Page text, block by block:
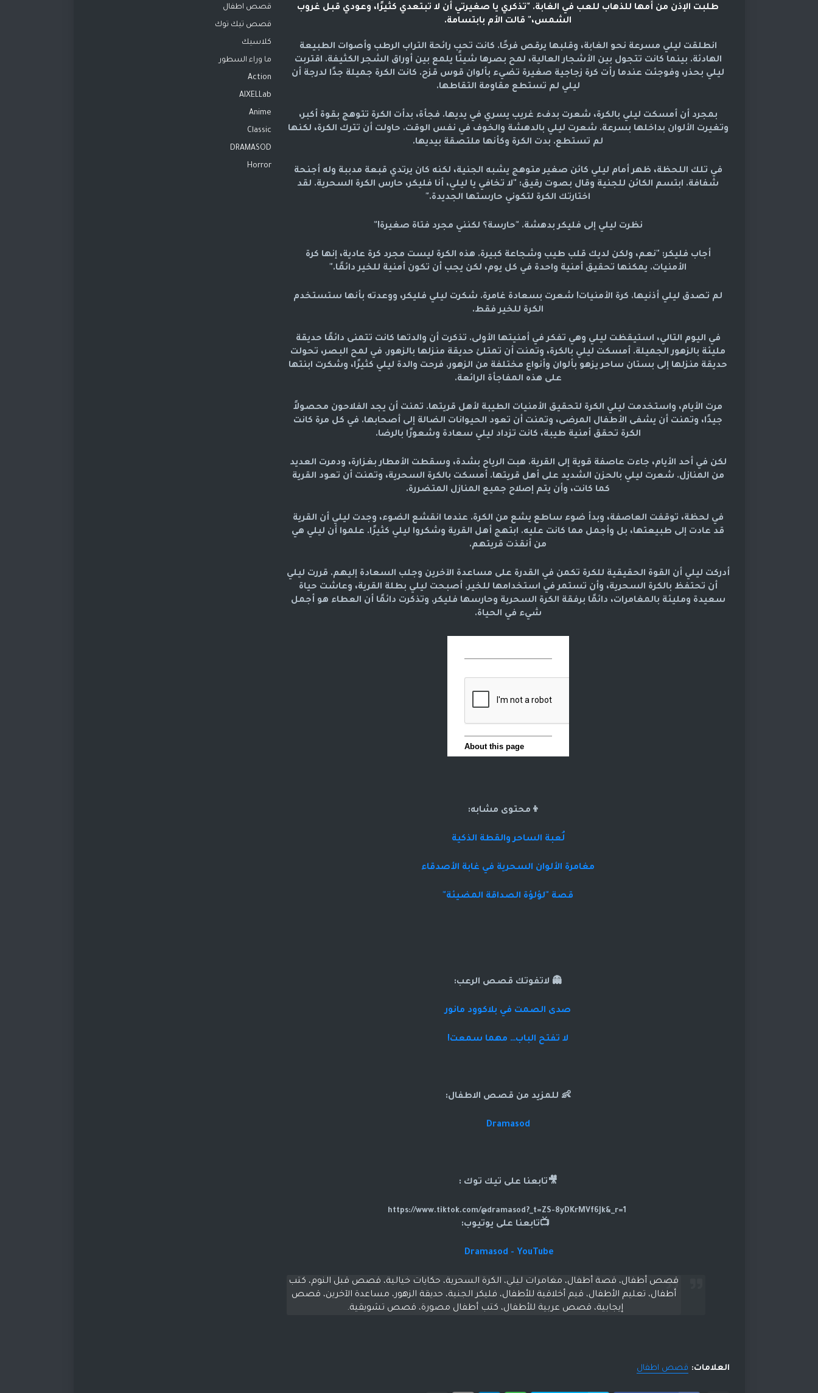
طلبت الإذن من أمها للذهاب للعب في الغابة. "تذكري يا صغيرتي أن لا تبتعدي كثيرًا، وعودي قبل غروب
الشمس،" قالت الأم بابتسامة.
انطلقت ليلي مسرعة نحو الغابة، وقلبها يرقص فرحًا. كانت تحب رائحة التراب الرطب وأصوات الطبيعة
الهادئة. بينما كانت تتجول بين الأشجار العالية، لمح بصرها شيئًا يلمع بين أوراق الشجر الكثيفة. اقتربت
ليلي بحذر، وفوجئت عندما رأت كرة زجاجية صغيرة تضيء بألوان قوس قزح. كانت الكرة جميلة جدًا لدرجة أن
ليلي لم تستطع مقاومة التقاطها.
بمجرد أن أمسكت ليلي بالكرة، شعرت بدفء غريب يسري في يديها. فجأة، بدأت الكرة تتوهج بقوة أكبر،
وتغيرت الألوان بداخلها بسرعة. شعرت ليلي بالدهشة والخوف في نفس الوقت. حاولت أن تترك الكرة، لكنها
لم تستطع. بدت الكرة وكأنها ملتصقة بيديها.
في تلك اللحظة، ظهر أمام ليلي كائن صغير متوهج يشبه الجنية، لكنه كان يرتدي قبعة مدببة وله أجنحة
شفافة. ابتسم الكائن للجنية وقال بصوت رقيق: "لا تخافي يا ليلي، أنا فليكر، حارس الكرة السحرية. لقد
اختارتك الكرة لتكوني حارستها الجديدة."
نظرت ليلي إلى فليكر بدهشة. "حارسة؟ لكنني مجرد فتاة صغيرة!"
أجاب فليكر: "نعم، ولكن لديك قلب طيب وشجاعة كبيرة. هذه الكرة ليست مجرد كرة عادية، إنها كرة
الأمنيات. يمكنها تحقيق أمنية واحدة في كل يوم، لكن يجب أن تكون أمنية للخير دائمًا."
لم تصدق ليلي أذنيها. كرة الأمنيات! شعرت بسعادة غامرة. شكرت ليلي فليكر، ووعدته بأنها ستستخدم
الكرة للخير فقط.
في اليوم التالي، استيقظت ليلي وهي تفكر في أمنيتها الأولى. تذكرت أن والدتها كانت تتمنى دائمًا حديقة
مليئة بالزهور الجميلة. أمسكت ليلي بالكرة، وتمنت أن تمتلئ حديقة منزلها بالزهور. في لمح البصر، تحولت
حديقة منزلها إلى بستان ساحر يزهو بألوان وأنواع مختلفة من الزهور. فرحت والدة ليلي كثيرًا، وشكرت ابنتها
على هذه المفاجأة الرائعة.
مرت الأيام، واستخدمت ليلي الكرة لتحقيق الأمنيات الطيبة لأهل قريتها. تمنت أن يجد الفلاحون محصولاً
جيدًا، وتمنت أن يشفى الأطفال المرضى، وتمنت أن تعود الحيوانات الضالة إلى أصحابها. في كل مرة كانت
الكرة تحقق أمنية طيبة، كانت تزداد ليلي سعادة وشعورًا بالرضا.
لكن في أحد الأيام، جاءت عاصفة قوية إلى القرية. هبت الرياح بشدة، وسقطت الأمطار بغزارة، ودمرت العديد
من المنازل. شعرت ليلي بالحزن الشديد على أهل قريتها. أمسكت بالكرة السحرية، وتمنت أن تعود القرية
كما كانت، وأن يتم إصلاح جميع المنازل المتضررة.
في لحظة، توقفت العاصفة، وبدأ ضوء ساطع يشع من الكرة. عندما انقشع الضوء، وجدت ليلي أن القرية
قد عادت إلى طبيعتها، بل وأجمل مما كانت عليه. ابتهج أهل القرية وشكروا ليلي كثيرًا. علموا أن ليلي هي
من أنقذت قريتهم.
أدركت ليلي أن القوة الحقيقية للكرة تكمن في القدرة على مساعدة الآخرين وجلب السعادة إليهم. قررت ليلي
أن تحتفظ بالكرة السحرية، وأن تستمر في استخدامها للخير. أصبحت ليلي بطلة القرية، وعاشت حياة
سعيدة ومليئة بالمغامرات، دائمًا برفقة الكرة السحرية وحارسها فليكر. وتذكرت دائمًا أن العطاء هو أجمل
شيء في الحياة.
👦محتوى مشابه:
لُعبة الساحر والقطة الذكية
مغامرة الألوان السحرية في غابة الأصدقاء
قصة "لؤلؤة الصداقة المضيئة"
👻 لاتفوتك قصص الرعب:
صدى الصمت في بلاكوود مانور
لا تفتح الباب… مهما سمعت!
👶 للمزيد من قصص الاطفال:
Dramasod
🎥تابعنا على تيك توك :
📺تابعنا على يوتيوب:
Dramasod - YouTube
قصص أطفال، قصة أطفال، مغامرات ليلي، الكرة السحرية، حكايات خيالية، قصص قبل النوم، كتب
أطفال، تعليم الأطفال، قيم أخلاقية للأطفال، فليكر الجنية، حديقة الزهور، مساعدة الآخرين، قصص
إيجابية، قصص عربية للأطفال، كتب أطفال مصورة، قصص تشويقية.
العلامات: قصص اطفال
قصص اطفال
قصص تيك توك
كلاسيك
ما وراء السطور
Action
AIXELLab
Anime
Classic
DRAMASOD
Horror